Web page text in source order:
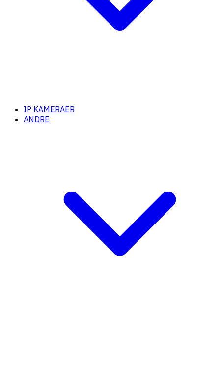
IP KAMERAER
ANDRE